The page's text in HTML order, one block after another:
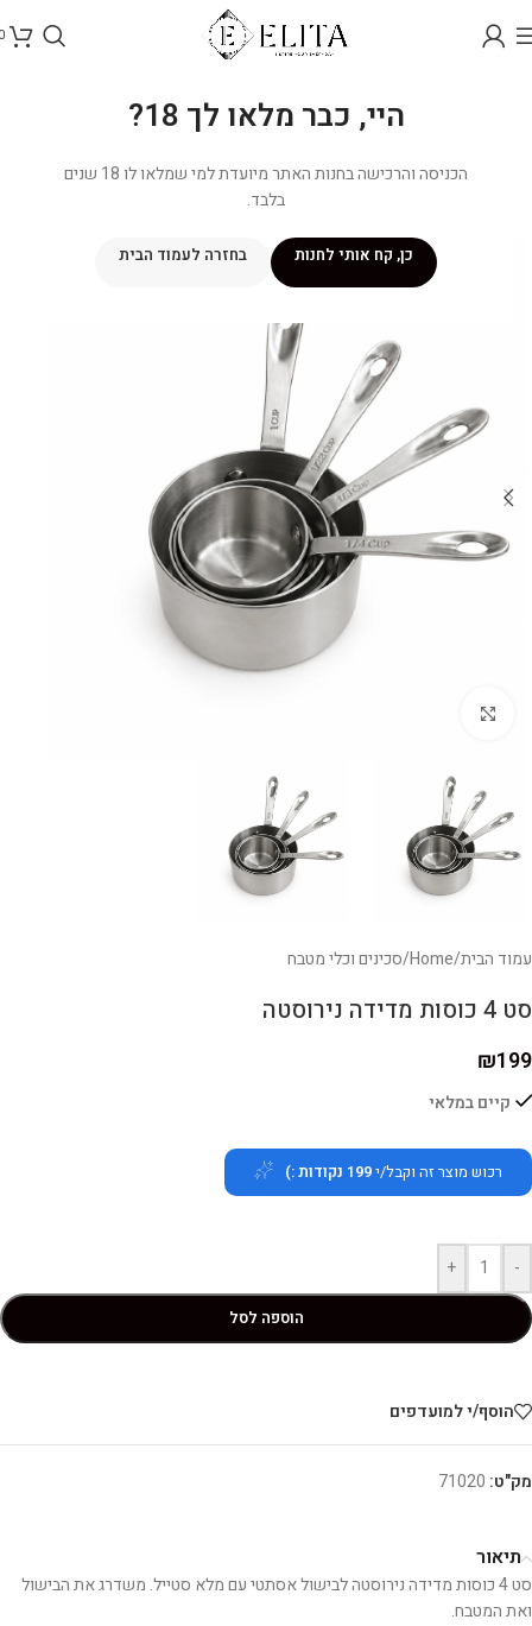
היי, כבר מלאו לך 18?
הכניסה והרכישה בחנות האתר מיועדת למי שמלאו לו 18 שנים
בלבד.
כן, קח אותי לחנות בחזרה לעמוד הבית
עמוד הבית/
Home
/סכינים וכלי מטבח
סט 4 כוסות מדידה נירוסטה
₪199
קיים במלאי
רכוש מוצר זה וקבל/י199 נקודות :)
-
+
הוספה לסל
הוסף/י למועדפים
מק"ט: 71020
תיאור
סט 4 כוסות מדידה נירוסטה לבישול אסתטי עם מלא סטייל. משדרג את הבישול
ואת המטבח.